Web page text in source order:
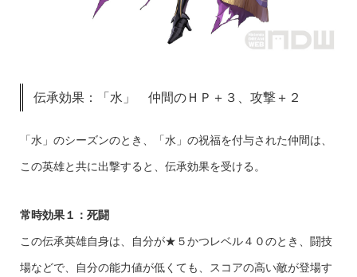
伝承効果：「水」 仲間のＨＰ＋３、攻撃＋２
「水」のシーズンのとき、「水」の祝福を付与された仲間は、
この英雄と共に出撃すると、伝承効果を受ける。
常時効果１：死闘
この伝承英雄自身は、自分が★５かつレベル４０のとき、闘技
場などで、自分の能力値が低くても、スコアの高い敵が登場す